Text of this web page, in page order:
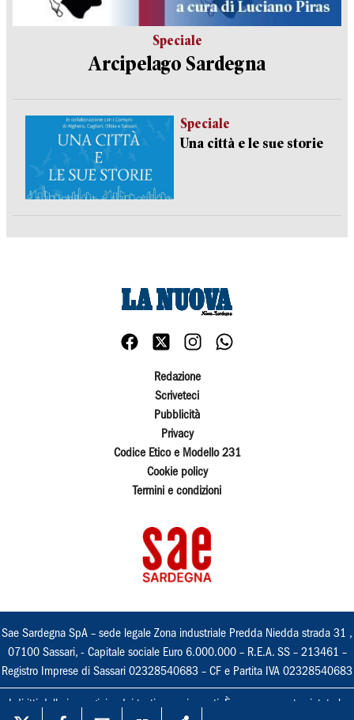
Speciale
Arcipelago Sardegna
Speciale
Una città e le sue storie
Redazione
Scriveteci
Pubblicità
Privacy
Codice Etico e Modello 231
Cookie policy
Termini e condizioni
Sae Sardegna SpA – sede legale Zona industriale Predda Niedda strada 31 ,
07100 Sassari, - Capitale sociale Euro 6.000.000 – R.E.A. SS – 213461 –
Registro Imprese di Sassari 02328540683 – CF e Partita IVA 02328540683
I diritti delle immagini e dei testi sono riservati. È espressamente vietata la